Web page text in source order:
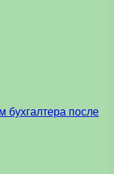
бухгалтера после